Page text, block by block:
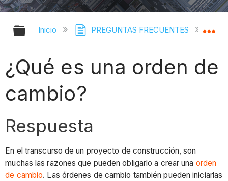
Expandir/contraer jerarquía global
Inicio PREGUNTAS FRECUENTES
¿Qué es una orden de
cambio?
Respuesta
En el transcurso de un proyecto de construcción, son
muchas las razones que pueden obligarlo a crear una orden
de cambio. Las órdenes de cambio también pueden iniciarlas